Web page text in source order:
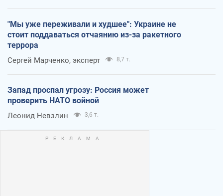
"Мы уже переживали и худшее": Украине не
стоит поддаваться отчаянию из-за ракетного
террора
Сергей Марченко, эксперт 8,7 т.
Запад проспал угрозу: Россия может
проверить НАТО войной
Леонид Невзлин 3,6 т.